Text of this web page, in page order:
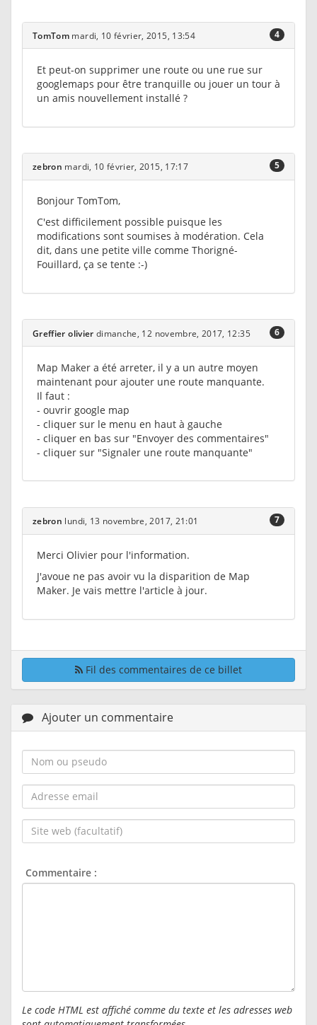
TomTom mardi, 10 février, 2015, 13:54 4
Et peut-on supprimer une route ou une rue sur
googlemaps pour être tranquille ou jouer un tour à
un amis nouvellement installé ?
zebron mardi, 10 février, 2015, 17:17 5
Bonjour TomTom,
C'est difficilement possible puisque les
modifications sont soumises à modération. Cela
dit, dans une petite ville comme Thorigné-
Fouillard, ça se tente :-)
Greffier olivier dimanche, 12 novembre, 2017, 12:35 6
Map Maker a été arreter, il y a un autre moyen
maintenant pour ajouter une route manquante.
Il faut :
- ouvrir google map
- cliquer sur le menu en haut à gauche
- cliquer en bas sur "Envoyer des commentaires"
- cliquer sur "Signaler une route manquante"
zebron lundi, 13 novembre, 2017, 21:01 7
Merci Olivier pour l'information.
J'avoue ne pas avoir vu la disparition de Map
Maker. Je vais mettre l'article à jour.
Fil des commentaires de ce billet
Ajouter un commentaire
Nom
ou
pseudo :
Adresse
email :
Site
web
Commentaire :
Le code HTML est affiché comme du texte et les adresses web